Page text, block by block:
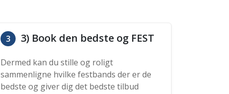
3 3) Book den bedste og FEST
Dermed kan du stille og roligt
sammenligne hvilke festbands der er de
bedste og giver dig det bedste tilbud